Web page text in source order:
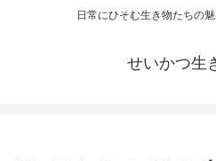
日常にひそむ生き物たちの
せいかつ生